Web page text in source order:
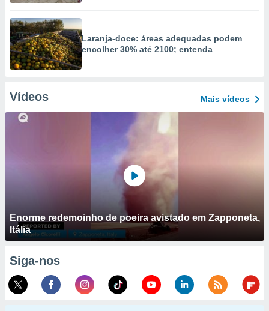
Laranja-doce: áreas adequadas podem
encolher 30% até 2100; entenda
Vídeos Mais vídeos
Enorme redemoinho de poeira avistado em Zapponeta,
Itália
Siga-nos